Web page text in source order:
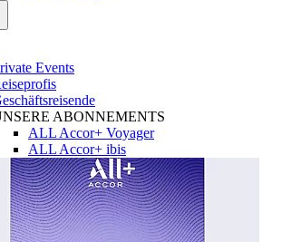
Events
ABONNEMENTS
ALL Accor+ Voyager
ALL Accor+ ibis